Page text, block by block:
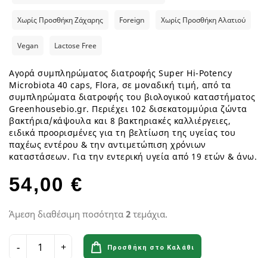
Χωρίς Προσθήκη Ζάχαρης Foreign Χωρίς Προσθήκη Αλατιού
Vegan Lactose Free
Αγορά συμπληρώματος διατροφής Super Hi-Potency
Microbiota 40 caps, Flora, σε μοναδική τιμή, από τα
συμπληρώματα διατροφής του βιολογικού καταστήματος
Greenhousebio.gr. Περιέχει 102 δισεκατομμύρια ζώντα
βακτήρια/κάψουλα και 8 βακτηριακές καλλιέργειες,
ειδικά προορισμένες για τη βελτίωση της υγείας του
παχέως εντέρου & την αντιμετώπιση χρόνιων
καταστάσεων. Για την εντερική υγεία από 19 ετών & άνω.
54,00 €
Άμεση διαθέσιμη ποσότητα 2 τεμάχια.
Προσθήκη στο Καλάθι